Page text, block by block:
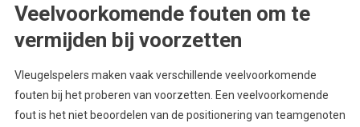
Veelvoorkomende fouten om te
vermijden bij voorzetten
Vleugelspelers maken vaak verschillende veelvoorkomende
fouten bij het proberen van voorzetten. Een veelvoorkomende
fout is het niet beoordelen van de positionering van teamgenoten